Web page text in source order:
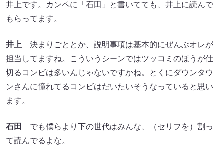
井上です。カンペに「石田」と書いてても、井上に読んで
もらってます。
井上 決まりごととか、説明事項は基本的にぜんぶオレが
担当してますね。こういうシーンではツッコミのほうが仕
切るコンビは多いんじゃないですかね。とくにダウンタウ
ンさんに憧れてるコンビはだいたいそうなっていると思い
ます。
石田
でも僕らより下の世代はみんな、（セリフを）割っ
て読んでるよな。